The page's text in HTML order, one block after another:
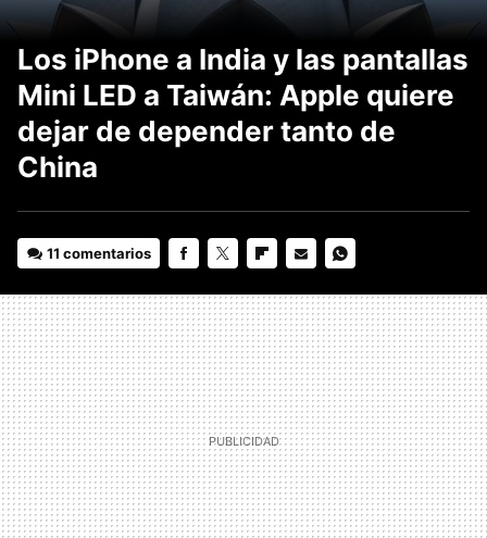
Los iPhone a India y las pantallas
Mini LED a Taiwán: Apple quiere
dejar de depender tanto de
China
11 comentarios
MAIL